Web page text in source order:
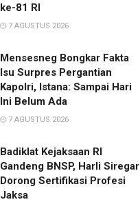
ke-81 RI
7 AGUSTUS 2026
Mensesneg Bongkar Fakta
Isu Surpres Pergantian
Kapolri, Istana: Sampai Hari
Ini Belum Ada
7 AGUSTUS 2026
Badiklat Kejaksaan RI
Gandeng BNSP, Harli Siregar
Dorong Sertifikasi Profesi
Jaksa